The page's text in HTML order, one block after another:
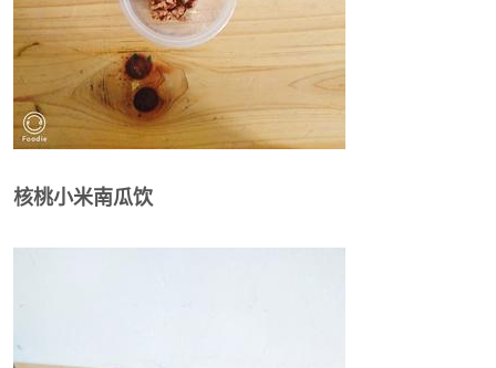
核桃小米南瓜饮